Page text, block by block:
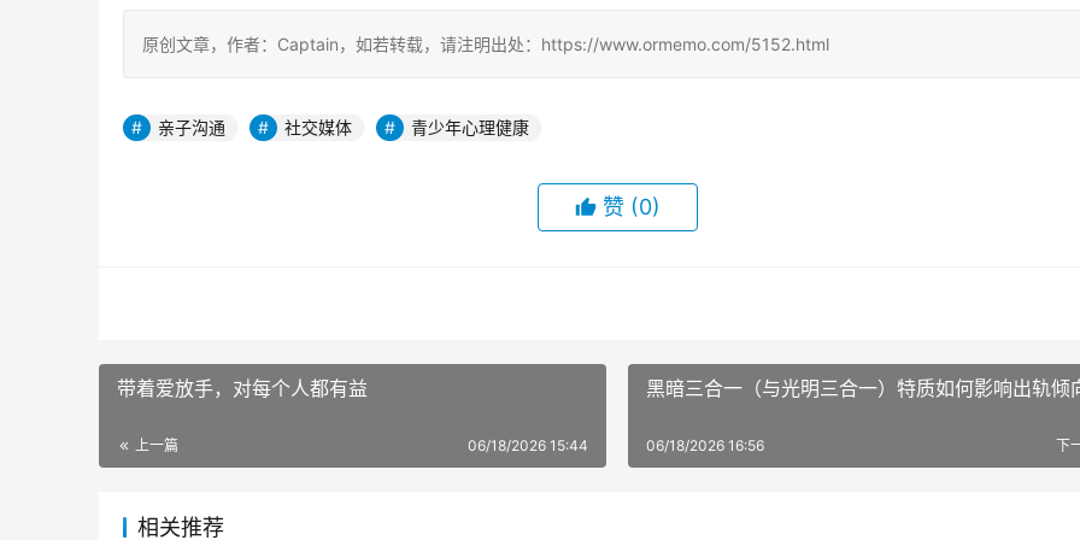
原创文章，作者：Captain，如若转载，请注明出处：https://www.ormemo.com/5152.html
亲子沟通 社交媒体 青少年心理健康
赞 (0)
带着爱放手，对每个人都有益
上一篇 06/18/2026 15:44
黑暗三合一（与光明三合一）特质如何影响出轨倾
下
06/18/2026 16:56
相关推荐